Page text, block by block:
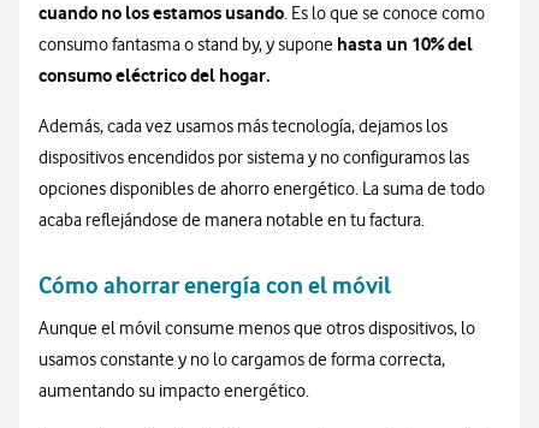
cuando no los estamos usando. Es lo que se conoce como
consumo fantasma o stand by, y supone hasta un 10% del
consumo eléctrico del hogar.
Además, cada vez usamos más tecnología, dejamos los
dispositivos encendidos por sistema y no configuramos las
opciones disponibles de ahorro energético. La suma de todo
acaba reflejándose de manera notable en tu factura.
Cómo ahorrar energía con el móvil
Aunque el móvil consume menos que otros dispositivos, lo
usamos constante y no lo cargamos de forma correcta,
aumentando su impacto energético.